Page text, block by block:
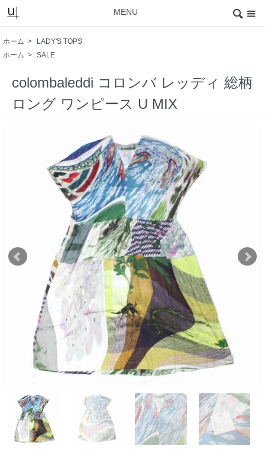
MENU
ホーム >
LADY'S TOPS
ホーム > SALE
colombaleddi コロンバ レッディ 総柄
ロング ワンピース U MIX